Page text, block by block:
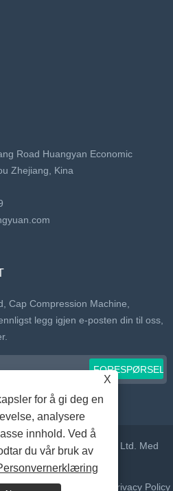
Road Huangyan Economic
Zhejiang, Kina
Cap Compression Machine,
legg igjen e-posten din til oss,
Daelong Mould Co., Ltd. Med
RSS Privacy Policy
X
for å gi deg en
analysere
innhold. Ved å
du vår bruk av